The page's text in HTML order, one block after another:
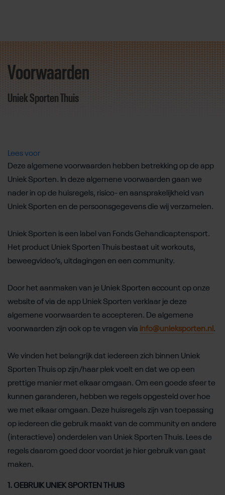
Direct door naar content
Voorwaarden
Uniek Sporten Thuis
Lees voor
Deze algemene voorwaarden hebben betrekking op de app
Uniek Sporten. In deze algemene voorwaarden gaan we
nader in op de huisregels, risico- en aansprakelijkheid van
Uniek Sporten en de persoonsgegevens die wij verzamelen.
Uniek Sporten is een label van Fonds Gehandicaptensport.
Het product Uniek Sporten Thuis bestaat uit workouts,
beweegvideo’s, uitdagingen en een community.
Door het aanmaken van je Uniek Sporten account op onze
website of via de app Uniek Sporten verklaar je deze
algemene voorwaarden te accepteren. De algemene
voorwaarden zijn ook op te vragen via info@unieksporten.nl .
We vinden het belangrijk dat iedereen zich binnen Uniek
Sporten Thuis op zijn/haar plek voelt en dat we op een
prettige manier met elkaar omgaan. Om een goede sfeer te
kunnen garanderen, hebben we regels opgesteld over hoe
we met elkaar omgaan. Deze huisregels zijn van toepassing
op iedereen die gebruik maakt van de community en andere
(interactieve) onderdelen van Uniek Sporten Thuis. Lees de
regels daarom goed door voordat je hier gebruik van gaat
maken.
1. GEBRUIK UNIEK SPORTEN THUIS